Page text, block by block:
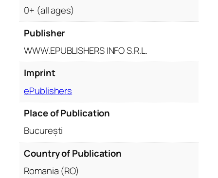
0+ (all ages)
Publisher
WWW.EPUBLISHERS INFO S.R.L.
Imprint
ePublishers
Place of Publication
București
Country of Publication
Romania (RO)